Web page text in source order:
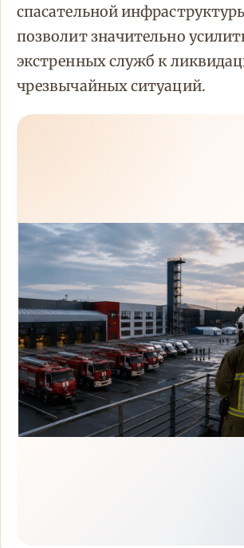
спасательной
позволит значительно
экстренных служб к
чрезвычайных ситуаций.